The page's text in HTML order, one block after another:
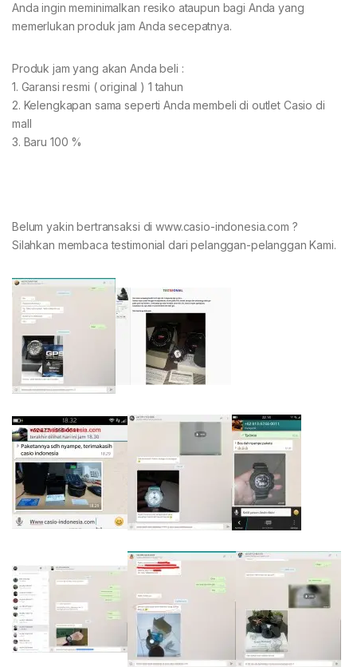
Anda ingin meminimalkan resiko ataupun bagi Anda yang
memerlukan produk jam Anda secepatnya.
Produk jam yang akan Anda beli :
1. Garansi resmi ( original ) 1 tahun
2. Kelengkapan sama seperti Anda membeli di outlet Casio di
mall
3. Baru 100 %
Belum yakin bertransaksi di www.casio-indonesia.com ?
Silahkan membaca testimonial dari pelanggan-pelanggan Kami.